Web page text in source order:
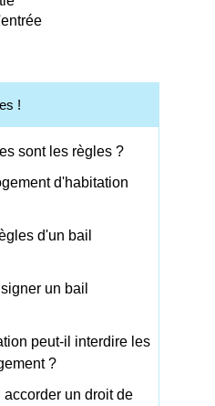
!
sont les règles ?
d'habitation
d'un bail
un bail
peut-il interdire les
?
accorder un droit de